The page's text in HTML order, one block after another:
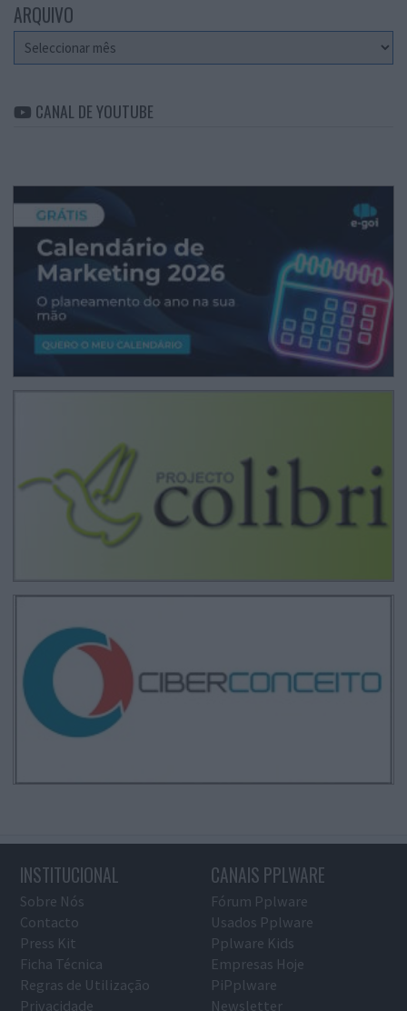
ARQUIVO
Arquivo
CANAL DE YOUTUBE
INSTITUCIONAL
Sobre Nós
Contacto
Press Kit
Ficha Técnica
Regras de Utilização
Privacidade
CANAIS PPLWARE
Fórum Pplware
Usados Pplware
Pplware Kids
Empresas Hoje
PiPplware
Newsletter